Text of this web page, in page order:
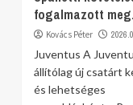
fogalmazott meg.
Kovács Péter
Juventus A
állítólag új csatárt
és lehetséges